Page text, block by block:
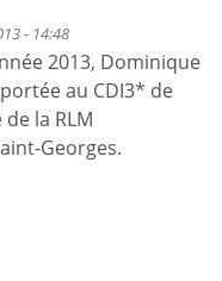
- 14:48
2013, Dominique
au CDI3* de
la RLM
Georges.